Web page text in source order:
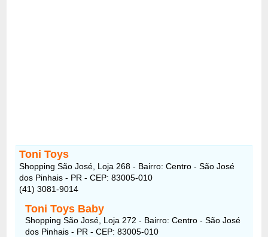
Toni Toys
Shopping São José, Loja 268 - Bairro: Centro - São José
dos Pinhais - PR - CEP: 83005-010
(41) 3081-9014
Toni Toys Baby
Shopping São José, Loja 272 - Bairro: Centro - São José
dos Pinhais - PR - CEP: 83005-010